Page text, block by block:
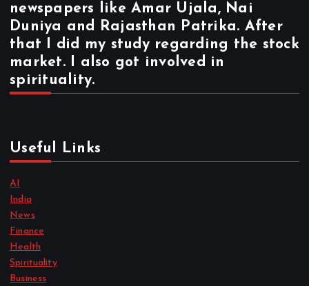
newspapers like Amar Ujala, Nai
Duniya and Rajasthan Patrika. After
that I did my study regarding the stock
market. I also got involved in
spirituality.
Useful Links
AI
India
News
Finance
Health
Spirituality
Business